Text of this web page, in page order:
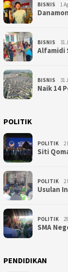
BISNIS 1
BISNIS 31
Alfamidi
BISNIS 31
Naik 14
POLITIK
POLITIK 2
Siti
POLITIK 2
Usulan
POLITIK
SMA
PENDIDIKAN